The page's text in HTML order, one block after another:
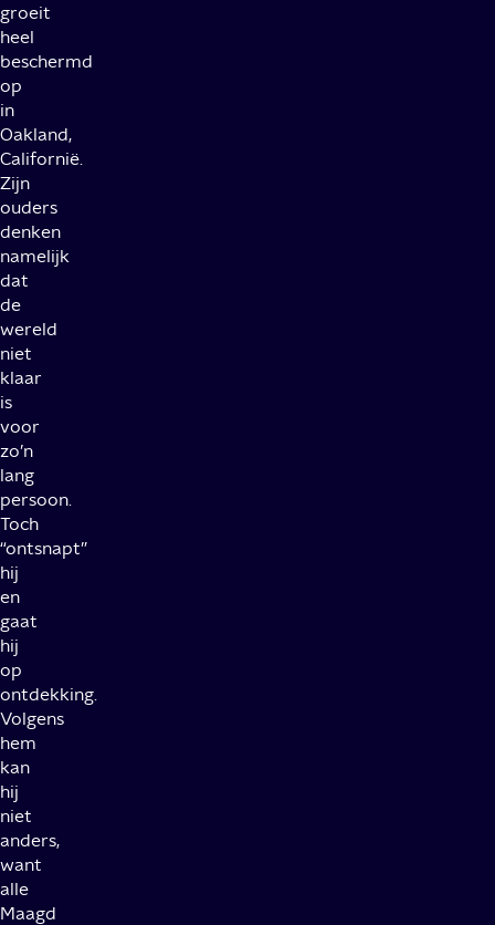
groeit
heel
beschermd
op
in
Oakland,
Californië.
Zijn
ouders
denken
namelijk
dat
de
wereld
niet
klaar
is
voor
zo’n
lang
persoon.
Toch
“ontsnapt”
hij
en
gaat
hij
op
ontdekking.
Volgens
hem
kan
hij
niet
anders,
want
alle
Maagd